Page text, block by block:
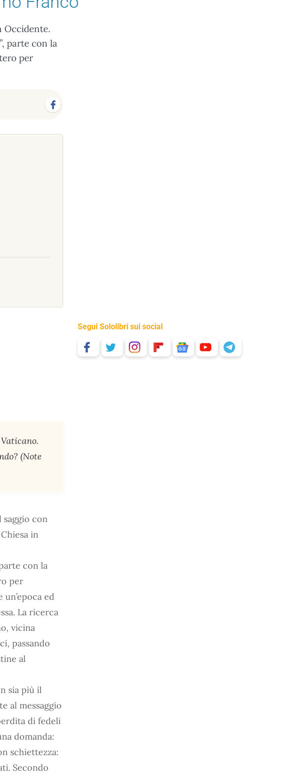
Occidente.
parte con la
per
(Note
saggio con
in
con la
per
ed
La ricerca
vicina
passando
al
sia più il
al messaggio
di fedeli
domanda:
schiettezza:
Secondo
Segui Sololibri sui social